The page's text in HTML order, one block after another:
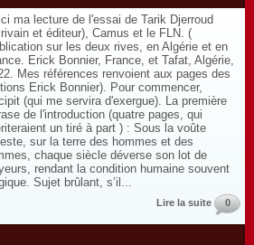
ma lecture de l'essai de Tarik Djerroud
et éditeur), Camus et le FLN. (
sur les deux rives, en Algérie et en
Erick Bonnier, France, et Tafat, Algérie,
Mes références renvoient aux pages des
Erick Bonnier). Pour commencer,
(qui me servira d'exergue). La première
de l'introduction (quatre pages, qui
un tiré à part ) : Sous la voûte
sur la terre des hommes et des
chaque siècle déverse son lot de
rendant la condition humaine souvent
Sujet brûlant, s’il...
Lire la suite 0